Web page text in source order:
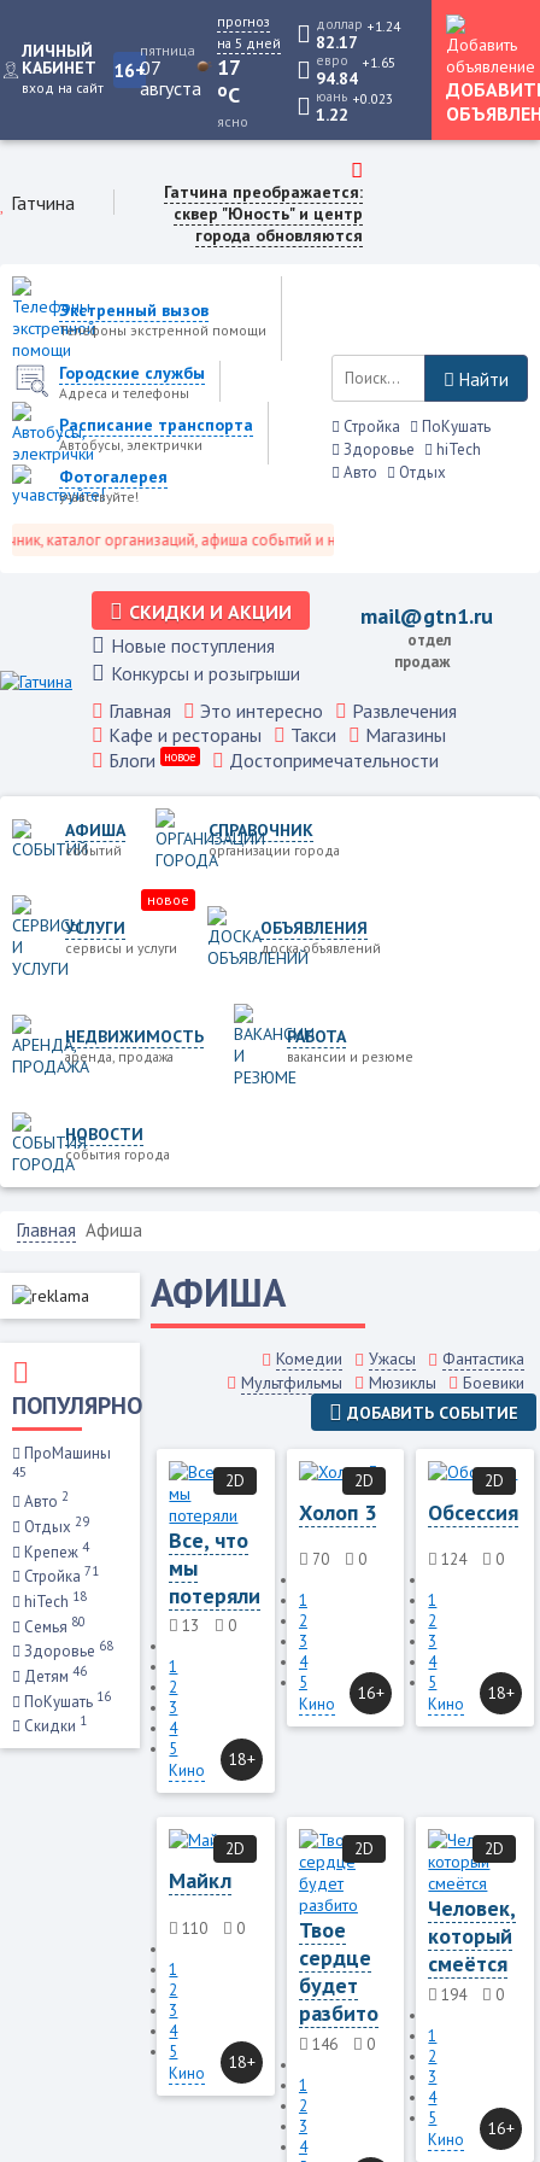
ЛИЧНЫЙ
КАБИНЕТ
вход на сайт
16+
пятница
07
августа
прогноз
на 5 дней
17
oC
ясно
доллар
82.17
+1.24
евро
94.84
+1.65
юань
1.22
+0.023
Гатчина
Гатчина преображается:
сквер "Юность" и центр
города обновляются
Экстренный вызов
Телефоны экстренной помощи
Городские службы
Адреса и телефоны
Расписание транспорта
Автобусы, электрички
Фотогалерея
учавствуйте!
каталог организаций, афиша событий и не только это.
Найти
Стройка
ПоКушать
Здоровье
hiTech
Авто
Отдых
СКИДКИ И АКЦИИ
Новые поступления
Конкурсы и розыгрыши
mail@gtn1.ru
отдел
продаж
Главная Это интересно
Развлечения
Кафе и рестораны
Такси
Магазины
Блоги
новое Достопримечательности
АФИША
событий
СПРАВОЧНИК
организации города
УСЛУГИ
сервисы и услуги
новое
ОБЪЯВЛЕНИЯ
доска объявлений
НЕДВИЖИМОСТЬ
аренда, продажа
РАБОТА
вакансии и резюме
НОВОСТИ
события города
Главная Афиша
ПОПУЛЯРНО
ПроМашины
45
Авто 2
Отдых 29
Крепеж 4
Стройка 71
hiTech 18
Семья 80
Здоровье 68
Детям 46
ПоКушать 16
Скидки 1
АФИША
Комедии Ужасы
Фантастика
Мультфильмы
Мюзиклы
Боевики
ДОБАВИТЬ СОБЫТИЕ
Все, что
мы
потеряли
13
0
1
2
3
4
5
Кино
2D
18+
Холоп 3
70
0
1
2
3
4
5
Кино
2D
16+
Обсессия
124
0
1
2
3
4
5
Кино
2D
18+
Майкл
110
0
1
2
3
4
5
Кино
2D
18+
Твое
сердце
будет
разбито
146
0
1
2
3
4
2D
Человек,
который
смеётся
194
0
1
2
3
4
5
Кино
2D
16+